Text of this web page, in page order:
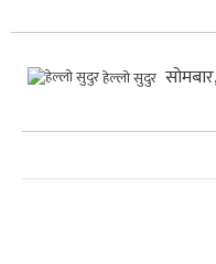
हेल्लो सुदुर